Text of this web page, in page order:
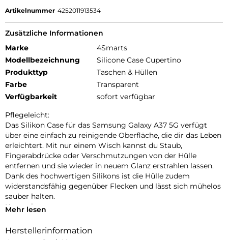
Artikelnummer 4252011913534
Zusätzliche Informationen
Marke
4Smarts
Modellbezeichnung
Silicone Case Cupertino
Produkttyp
Taschen & Hüllen
Farbe
Transparent
Verfügbarkeit
sofort verfügbar
Pflegeleicht:
Das Silikon Case für das Samsung Galaxy A37 5G verfügt
über eine einfach zu reinigende Oberfläche, die dir das Leben
erleichtert. Mit nur einem Wisch kannst du Staub,
Fingerabdrücke oder Verschmutzungen von der Hülle
entfernen und sie wieder in neuem Glanz erstrahlen lassen.
Dank des hochwertigen Silikons ist die Hülle zudem
widerstandsfähig gegenüber Flecken und lässt sich mühelos
sauber halten.
Kratzschutz:
und einen Innenfutter aus Mikrofaser, um Kratzer auf dem
Mehr lesen
Herstellerinformation